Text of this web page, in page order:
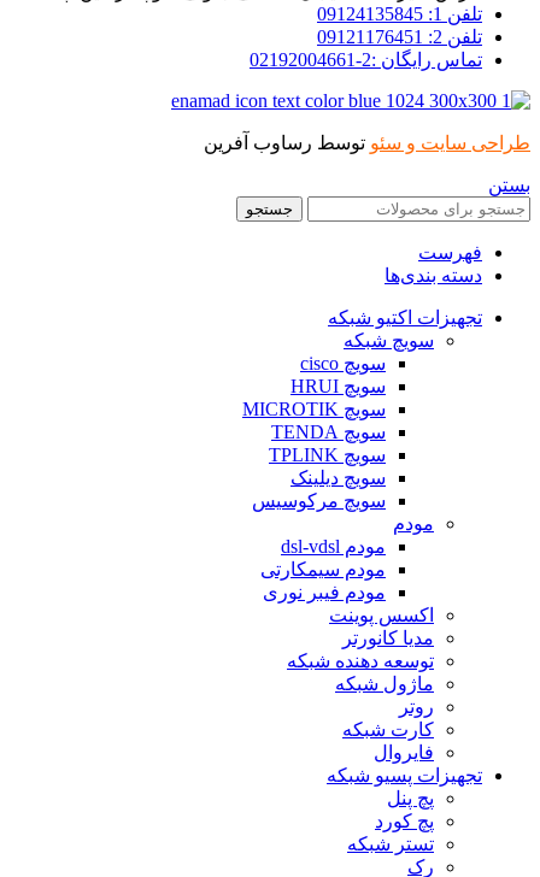
تلفن 1: 09124135845
تلفن 2: 09121176451
تماس رایگان :2-02192004661
طراحی سایت و سئو توسط رساوب آفرین
بستن
جستجو
فهرست
دسته بندی‌ها
تجهیزات اکتیو شبکه
سویچ شبکه
سویچ cisco
سویچ HRUI
سویچ MICROTIK
سویچ TENDA
سویچ TPLINK
سویچ دیلینک
سویچ مرکوسیس
مودم
مودم dsl-vdsl
مودم سیمکارتی
مودم فیبر نوری
اکسس پوینت
مدیا کانورتر
توسعه دهنده شبکه
ماژول شبکه
روتر
کارت شبکه
فایروال
تجهیزات پسیو شبکه
پچ پنل
پچ کورد
تستر شبکه
رک